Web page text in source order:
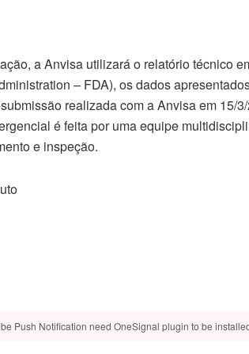
a Anvisa utilizará o relatório técnico
– FDA), os dados
realizada com a Anvisa em 15/
é feita por uma equipe
e inspeção.
Push Notification need OneSignal plugin to be